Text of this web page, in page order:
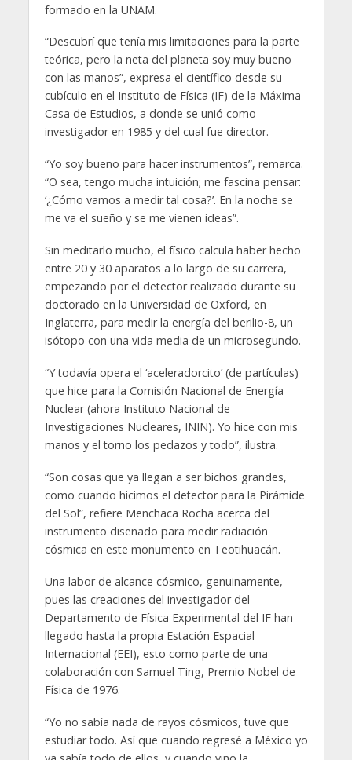
formado en la UNAM.
“Descubrí que tenía mis limitaciones para la parte
teórica, pero la neta del planeta soy muy bueno
con las manos”, expresa el científico desde su
cubículo en el Instituto de Física (IF) de la Máxima
Casa de Estudios, a donde se unió como
investigador en 1985 y del cual fue director.
“Yo soy bueno para hacer instrumentos”, remarca.
“O sea, tengo mucha intuición; me fascina pensar:
‘¿Cómo vamos a medir tal cosa?’. En la noche se
me va el sueño y se me vienen ideas”.
Sin meditarlo mucho, el físico calcula haber hecho
entre 20 y 30 aparatos a lo largo de su carrera,
empezando por el detector realizado durante su
doctorado en la Universidad de Oxford, en
Inglaterra, para medir la energía del berilio-8, un
isótopo con una vida media de un microsegundo.
“Y todavía opera el ‘aceleradorcito’ (de partículas)
que hice para la Comisión Nacional de Energía
Nuclear (ahora Instituto Nacional de
Investigaciones Nucleares, ININ). Yo hice con mis
manos y el torno los pedazos y todo”, ilustra.
“Son cosas que ya llegan a ser bichos grandes,
como cuando hicimos el detector para la Pirámide
del Sol”, refiere Menchaca Rocha acerca del
instrumento diseñado para medir radiación
cósmica en este monumento en Teotihuacán.
Una labor de alcance cósmico, genuinamente,
pues las creaciones del investigador del
Departamento de Física Experimental del IF han
llegado hasta la propia Estación Espacial
Internacional (EEI), esto como parte de una
colaboración con Samuel Ting, Premio Nobel de
Física de 1976.
“Yo no sabía nada de rayos cósmicos, tuve que
estudiar todo. Así que cuando regresé a México yo